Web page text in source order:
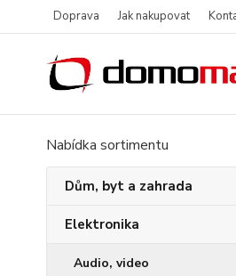
Doprava Jak nakupovat
Nabídka sortimentu
Dům, byt a zahrada
Elektronika
Audio, video